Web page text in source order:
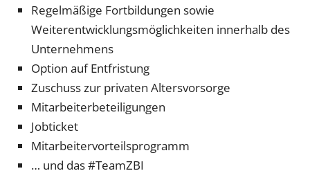
Regelmäßige Fortbildungen sowie
Weiterentwicklungsmöglichkeiten innerhalb des
Unternehmens
Option auf Entfristung
Zuschuss zur privaten Altersvorsorge
Mitarbeiterbeteiligungen
Jobticket
Mitarbeitervorteilsprogramm
… und das #TeamZBI